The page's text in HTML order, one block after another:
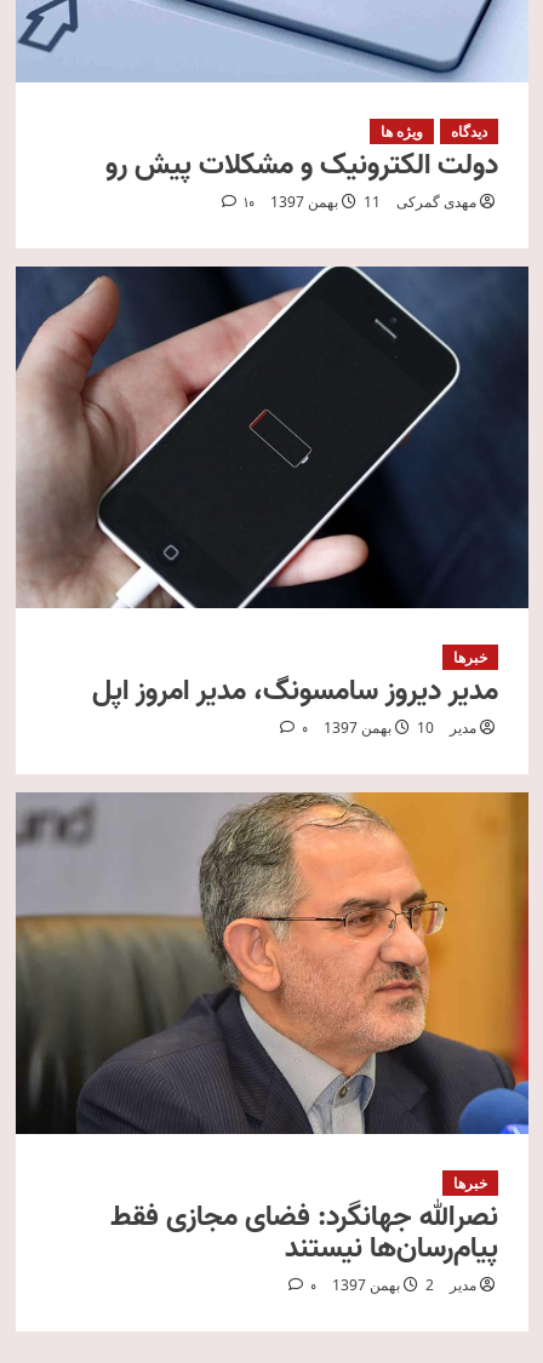
دیدگاه ویژه ها
دولت الکترونیک و مشکلات پیش رو
مهدی گمرکی 11 بهمن 1397 10
خبرها
مدیر دیروز سامسونگ، مدیر امروز اپل
مدیر 10 بهمن 1397 0
خبرها
نصرالله جهانگرد: فضای مجازی فقط
پیام‌رسان‌ها نیستند
مدیر 2 بهمن 1397 0